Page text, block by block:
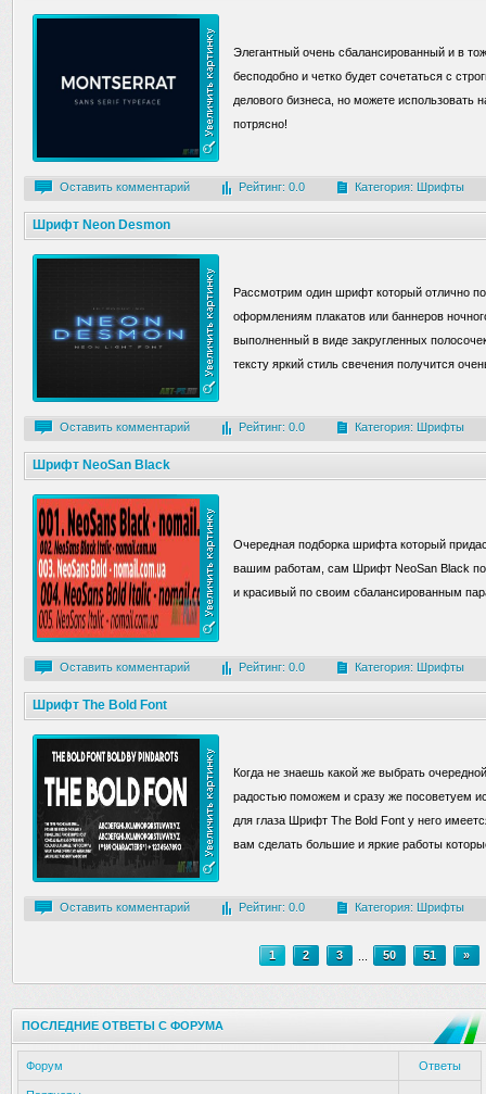
Элегантный очень сбалансированный и в
бесподобно и четко будет сочетаться с
делового бизнеса, но можете использовать
потрясно!
Оставить комментарий Рейтинг: 0.0 Категория: Шрифты
Шрифт Neon Desmon
Рассмотрим один шрифт который отлично
оформлениям плакатов или баннеров
выполненный в виде закругленных
тексту яркий стиль свечения получится
Оставить комментарий Рейтинг: 0.0 Категория: Шрифты
Шрифт NeoSan Black
Очередная подборка шрифта который
вашим работам, сам Шрифт NeoSan Black
и красивый по своим сбалансированным
Оставить комментарий Рейтинг: 0.0 Категория: Шрифты
Шрифт The Bold Font
Когда не знаешь какой же выбрать
радостью поможем и сразу же посоветуем
для глаза Шрифт The Bold Font у него
вам сделать большие и яркие работы
Оставить комментарий Рейтинг: 0.0 Категория: Шрифты
1 2 3 50 51 »
ПОСЛЕДНИЕ ОТВЕТЫ С ФОРУМА
Форум Ответы